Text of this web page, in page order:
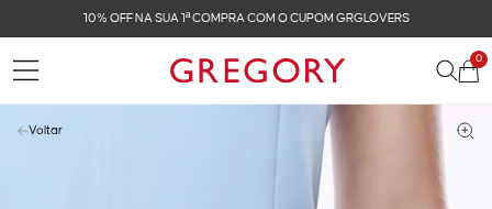
10% OFF NA SUA 1ª COMPRA COM O CUPOM GRGLOVERS
0
Voltar